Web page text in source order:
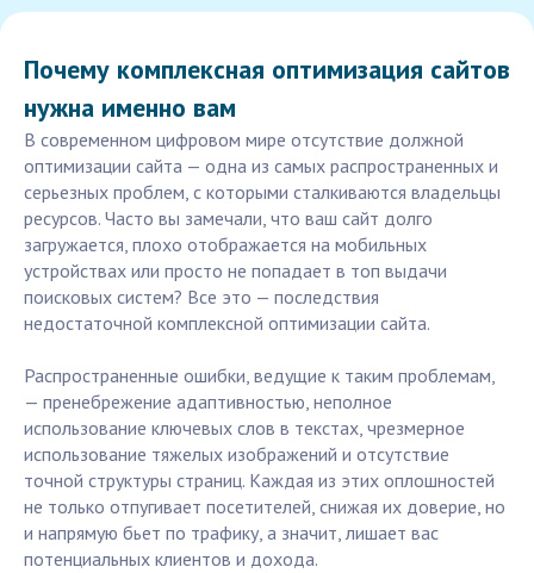
Почему комплексная оптимизация сайтов
нужна именно вам
В современном цифровом мире отсутствие должной
оптимизации сайта — одна из самых распространенных и
серьезных проблем, с которыми сталкиваются владельцы
ресурсов. Часто вы замечали, что ваш сайт долго
загружается, плохо отображается на мобильных
устройствах или просто не попадает в топ выдачи
поисковых систем? Все это — последствия
недостаточной комплексной оптимизации сайта.
Распространенные ошибки, ведущие к таким проблемам,
— пренебрежение адаптивностью, неполное
использование ключевых слов в текстах, чрезмерное
использование тяжелых изображений и отсутствие
точной структуры страниц. Каждая из этих оплошностей
не только отпугивает посетителей, снижая их доверие, но
и напрямую бьет по трафику, а значит, лишает вас
потенциальных клиентов и дохода.